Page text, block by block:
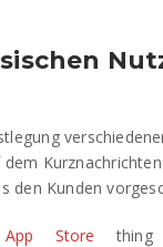
den Kunden
App Store